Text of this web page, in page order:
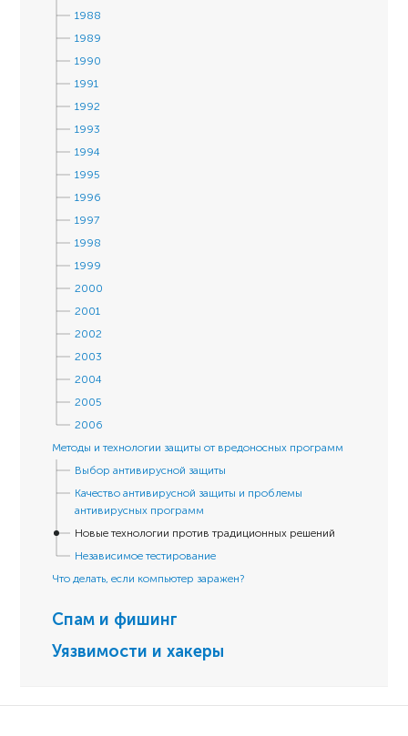
1988
1989
1990
1991
1992
1993
1994
1995
1996
1997
1998
1999
2000
2001
2002
2003
2004
2005
2006
Методы и технологии защиты от вредоносных программ
Выбор антивирусной защиты
Качество антивирусной защиты и проблемы
антивирусных программ
Новые технологии против традиционных решений
Независимое тестирование
Что делать, если компьютер заражен?
Спам и фишинг
Уязвимости и хакеры